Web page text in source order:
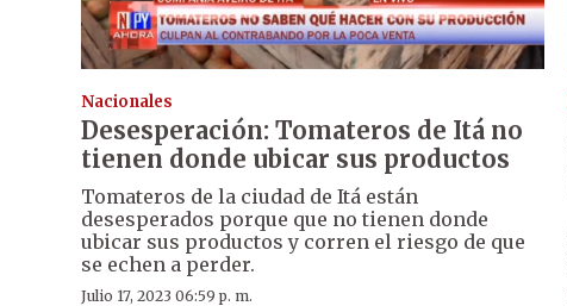
Nacionales
Desesperación: Tomateros de Itá no
tienen donde ubicar sus productos
Tomateros de la ciudad de Itá están
desesperados porque que no tienen donde
ubicar sus productos y corren el riesgo de que
se echen a perder.
Julio 17, 2023 06:59 p. m.